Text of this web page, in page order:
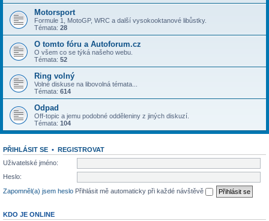
Motorsport
Formule 1, MotoGP, WRC a další vysokooktanové libůstky.
Témata: 28
O tomto fóru a Autoforum.cz
O všem co se týká našeho webu.
Témata: 52
Ring volný
Volné diskuse na libovolná témata...
Témata: 614
Odpad
Off-topic a jemu podobné odděleniny z jiných diskuzí.
Témata: 104
PŘIHLÁSIT SE • REGISTROVAT
Uživatelské jméno:
Heslo:
Zapomněl(a) jsem heslo Přihlásit mě automaticky při každé návštěvě
KDO JE ONLINE